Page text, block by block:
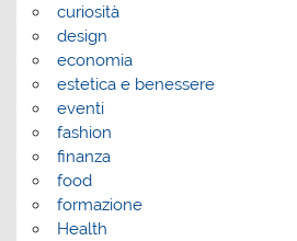
curiosità
design
economia
estetica e benessere
eventi
fashion
finanza
food
formazione
Health